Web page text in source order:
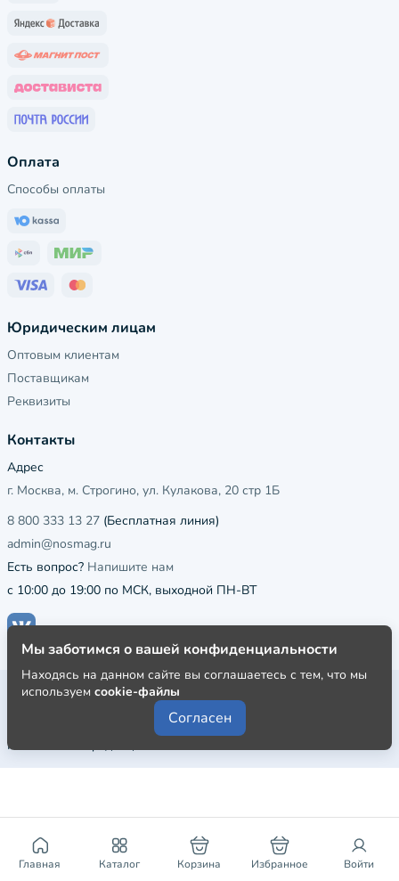
Главная Каталог Корзина Избранное Войти
Оплата
Способы оплаты
Юридическим лицам
Оптовым клиентам
Поставщикам
Реквизиты
Контакты
Адрес
г. Москва, м. Строгино, ул. Кулакова, 20 стр 1Б
8 800 333 13 27 (Бесплатная линия)
admin@nosmag.ru
Есть вопрос? Напишите нам
с 10:00 до 19:00 по МСК, выходной ПН-ВТ
Публичная оферта
Пользовательское соглашение
Политика конфиденциальности
Мы заботимся о вашей конфиденциальности
Находясь на данном сайте вы соглашаетесь с тем, что мы
используем cookie-файлы
Согласен